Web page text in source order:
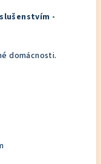
-
domácnosti.